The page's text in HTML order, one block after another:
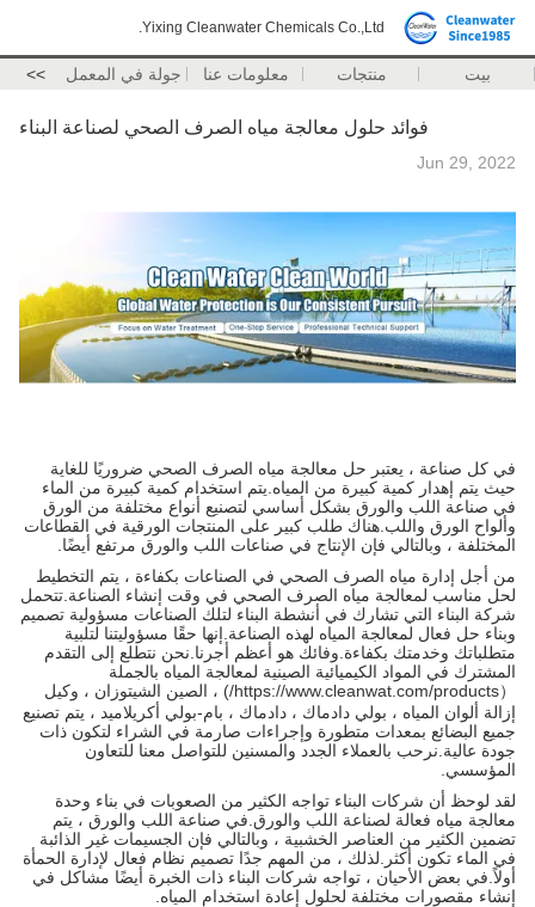
Yixing Cleanwater Chemicals Co.,Ltd.
بيت منتجات معلومات عنا جولة في المعمل >>
فوائد حلول معالجة مياه الصرف الصحي لصناعة البناء
Jun 29, 2022
في كل صناعة ، يعتبر حل معالجة مياه الصرف الصحي ضروريًا للغاية
حيث يتم إهدار كمية كبيرة من المياه.يتم استخدام كمية كبيرة من الماء
في صناعة اللب والورق بشكل أساسي لتصنيع أنواع مختلفة من الورق
وألواح الورق واللب.هناك طلب كبير على المنتجات الورقية في القطاعات
المختلفة ، وبالتالي فإن الإنتاج في صناعات اللب والورق مرتفع أيضًا.
من أجل إدارة مياه الصرف الصحي في الصناعات بكفاءة ، يتم التخطيط
لحل مناسب لمعالجة مياه الصرف الصحي في وقت إنشاء الصناعة.تتحمل
شركة البناء التي تشارك في أنشطة البناء لتلك الصناعات مسؤولية تصميم
وبناء حل فعال لمعالجة المياه لهذه الصناعة.إنها حقًا مسؤوليتنا لتلبية
متطلباتك وخدمتك بكفاءة.وفائك هو أعظم أجرنا.نحن نتطلع إلى التقدم
المشترك في المواد الكيميائية الصينية لمعالجة المياه بالجملة
（https://www.cleanwat.com/products/) ، الصين الشيتوزان ، وكيل
إزالة ألوان المياه ، بولي دادماك ، دادماك ، بام-بولي أكريلاميد ، يتم تصنيع
جميع البضائع بمعدات متطورة وإجراءات صارمة في الشراء لتكون ذات
جودة عالية.نرحب بالعملاء الجدد والمسنين للتواصل معنا للتعاون
المؤسسي.
لقد لوحظ أن شركات البناء تواجه الكثير من الصعوبات في بناء وحدة
معالجة مياه فعالة لصناعة اللب والورق.في صناعة اللب والورق ، يتم
تضمين الكثير من العناصر الخشبية ، وبالتالي فإن الجسيمات غير الذائبة
في الماء تكون أكثر.لذلك ، من المهم جدًا تصميم نظام فعال لإدارة الحمأة
أولاً.في بعض الأحيان ، تواجه شركات البناء ذات الخبرة أيضًا مشاكل في
إنشاء مقصورات مختلفة لحلول إعادة استخدام المياه.